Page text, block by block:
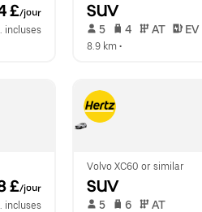
£/jour
incluses
SUV
5 4 AT EV
8.9 km •
£/jour
incluses
Volvo XC60 or similar
SUV
5 6 AT